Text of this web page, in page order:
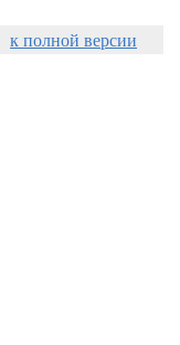
к полной версии